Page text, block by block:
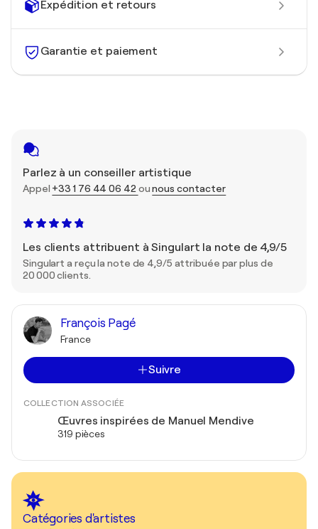
Expédition et retours
Garantie et paiement
Parlez à un conseiller artistique
Appel +33 1 76 44 06 42 ounous contacter
Les clients attribuent à Singulart la note de 4,9/5
Singulart a reçu la note de 4,9/5 attribuée par plus de
20 000 clients.
François Pagé
France
Suivre
COLLECTION ASSOCIÉE
Œuvres inspirées de Manuel Mendive
319 pièces
Catégories d'artistes